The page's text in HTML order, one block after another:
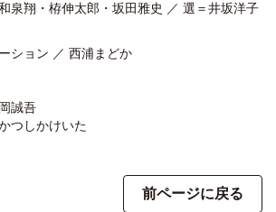
泉翔・栫伸太郎・坂田雅史 ／ 選＝井坂洋子
ション ／ 西浦まどか
誠吾
つしかけいた
前ページに戻る